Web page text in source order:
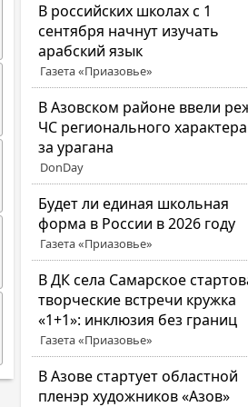
В российских школах с 1
сентября начнут изучать
арабский язык
Газета «Приазовье»
В Азовском районе ввели
ЧС регионального
за урагана
DonDay
Будет ли единая школьная
форма в России в 2026 году
Газета «Приазовье»
В ДК села Самарское
творческие встречи кружка
«1+1»: инклюзия без границ
Газета «Приазовье»
В Азове стартует областной
пленэр художников «Азов»